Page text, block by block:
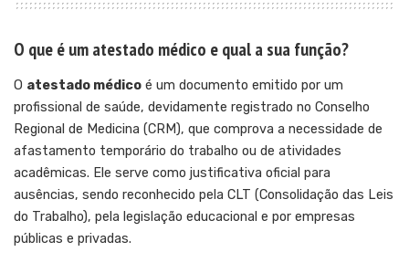
O que é um atestado médico e qual a sua função?
O atestado médico é um documento emitido por um
profissional de saúde, devidamente registrado no Conselho
Regional de Medicina (CRM), que comprova a necessidade de
afastamento temporário do trabalho ou de atividades
acadêmicas. Ele serve como justificativa oficial para
ausências, sendo reconhecido pela CLT (Consolidação das Leis
do Trabalho), pela legislação educacional e por empresas
públicas e privadas.